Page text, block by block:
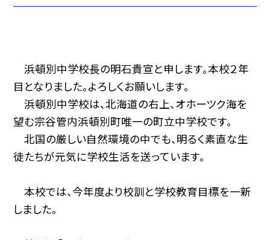
浜頓別中学校長の明石貴宣と申します。本校２年
目となりました。よろしくお願いします。
浜頓別中学校は、北海道の右上、オホーツク海を
望む宗谷管内浜頓別町唯一の町立中学校です。
北国の厳しい自然環境の中でも、明るく素直な生
徒たちが元気に学校生活を送っています。
本校では、今年度より校訓と学校教育目標を一新
しました。